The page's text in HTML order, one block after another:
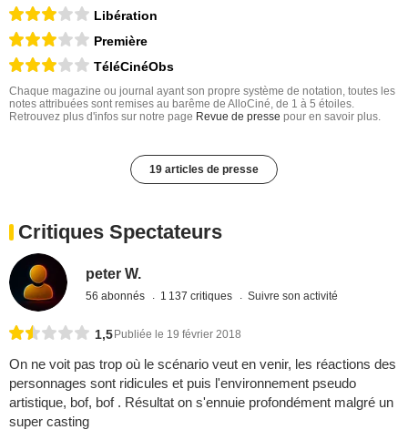
Libération
Première
TéléCinéObs
Chaque magazine ou journal ayant son propre système de notation, toutes les
notes attribuées sont remises au barême de AlloCiné, de 1 à 5 étoiles.
Retrouvez plus d'infos sur notre page Revue de presse pour en savoir plus.
19 articles de presse
Critiques Spectateurs
peter W.
56 abonnés 1 137 critiques Suivre son activité
1,5Publiée le 19 février 2018
On ne voit pas trop où le scénario veut en venir, les réactions des
personnages sont ridicules et puis l'environnement pseudo
artistique, bof, bof . Résultat on s'ennuie profondément malgré un
super casting